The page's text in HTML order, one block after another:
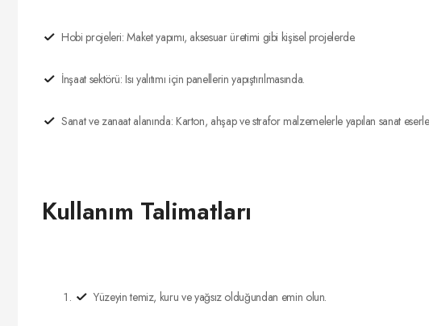
Hobi projeleri: Maket yapımı, aksesuar üretimi gibi kişisel projelerde.
İnşaat sektörü: Isı yalıtımı için panellerin yapıştırılmasında.
Sanat ve zanaat alanında: Karton, ahşap ve strafor malzemelerle yapılan sanat
Kullanım Talimatları
Yüzeyin temiz, kuru ve yağsız olduğundan emin olun.